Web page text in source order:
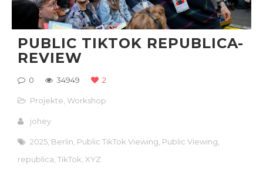
PUBLIC TIKTOK REPUBLICA-
REVIEW
0 34949 2
Projekte ,Workshop
johey
2025 Berlin Public TikTok Viewing Public Viewing
republica ,TikTok XYZ